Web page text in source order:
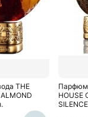
THE
HOUSE